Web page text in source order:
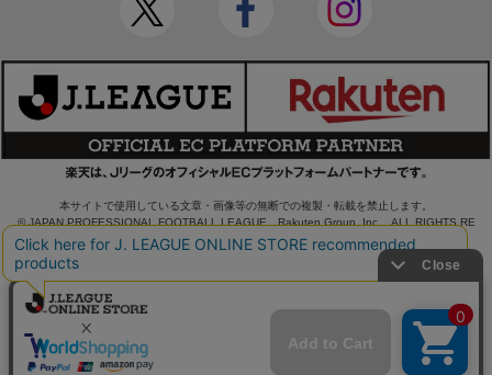
本サイトで使用している文章・画像等の無断での複製・転載を禁止します。
© JAPAN PROFESSIONAL FOOTBALL LEAGUE Rakuten Group, Inc. ALL RIGHTS RE
SERVED.